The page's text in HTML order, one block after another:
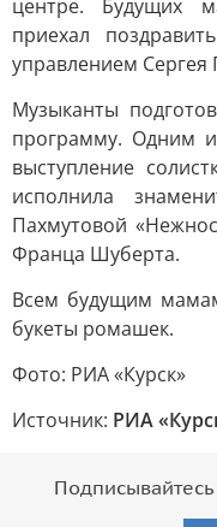
центре. Будущих
приехал
управлением Сергея
Музыканты
программу. Одним
выступление
исполнила
Пахмутовой
Франца Шуберта.
Всем будущим
букеты ромашек.
Фото: РИА «Курск»
Источник: РИА